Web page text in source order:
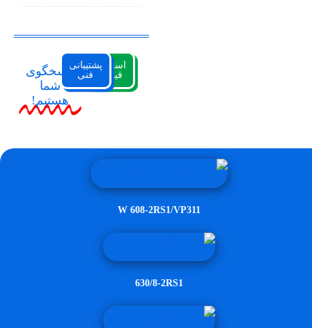
استعلام
قیمت
پشتیبانی
فنی پاسخگوی
شما
هستیم!
W 608-2RS1/VP311
630/8-2RS1